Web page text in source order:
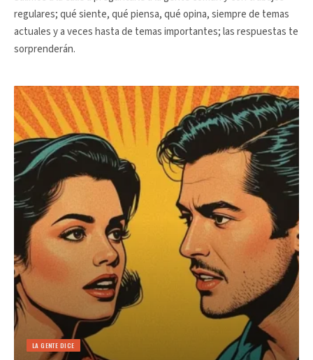
regulares; qué siente, qué piensa, qué opina, siempre de temas
actuales y a veces hasta de temas importantes; las respuestas te
sorprenderán.
LA GENTE DICE